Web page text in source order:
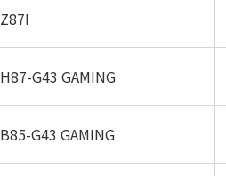
Z87I
H87-G43 GAMING
B85-G43 GAMING